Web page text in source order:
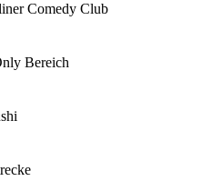
Comedy Club
Bereich